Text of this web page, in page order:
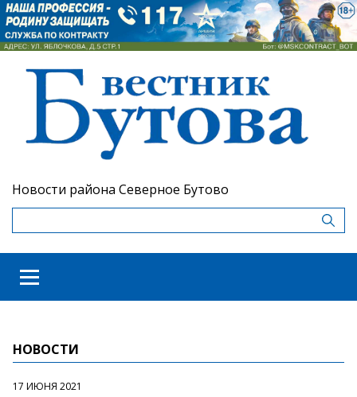
Новости района Северное Бутово
НОВОСТИ
17 ИЮНЯ 2021